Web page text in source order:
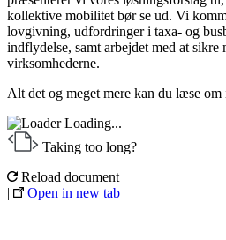
kollektive mobilitet bør se ud. Vi
lovgivning, udfordringer i taxa- og
indflydelse, samt arbejdet med at sikre
virksomhederne.
Alt det og meget mere kan du læse
Loading...
Taking too long?
Reload document
|
Open in new tab